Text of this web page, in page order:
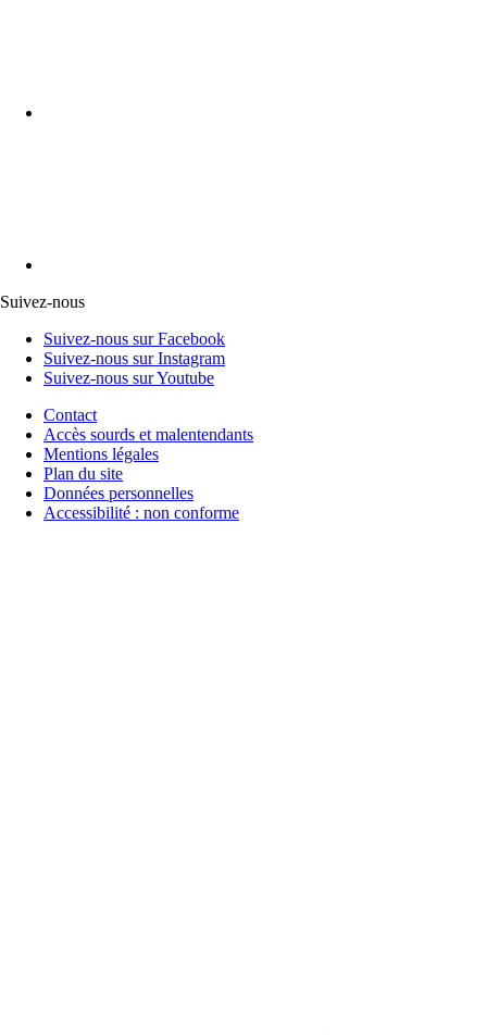
Suivez-nous
Suivez-nous sur Facebook
Suivez-nous sur Instagram
Suivez-nous sur Youtube
Contact
Accès sourds et malentendants
Mentions légales
Plan du site
Données personnelles
Accessibilité : non conforme